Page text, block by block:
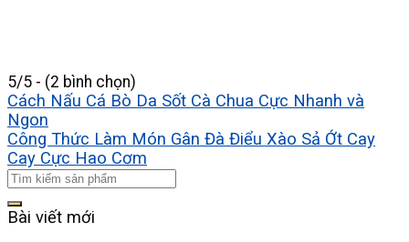
5/5 - (2 bình chọn)
Cách Nấu Cá Bò Da Sốt Cà Chua Cực Nhanh và
Ngon
Công Thức Làm Món Gân Đà Điểu Xào Sả Ớt Cay
Cay Cực Hao Cơm
Bài viết mới